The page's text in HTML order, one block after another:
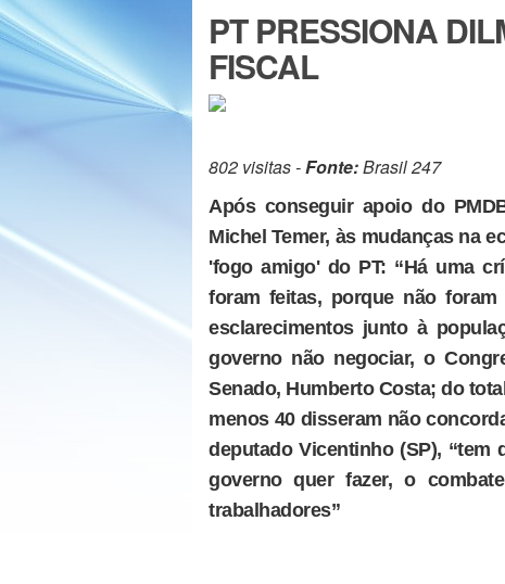
PT PRESSIONA
FISCAL
802 visitas -Fonte:Brasil 247
Após conseguir apoio do
Michel Temer, às mudanças na
'fogo amigo' do PT: “Há uma
foram feitas, porque não
esclarecimentos junto à
governo não negociar, o
Senado, Humberto Costa; do
menos 40 disseram não
deputado Vicentinho (SP),
governo quer fazer, o
trabalhadores”